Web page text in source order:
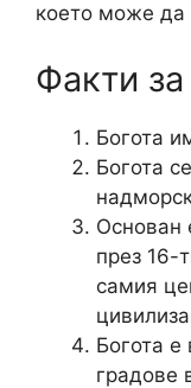
което може да
Факти за
Богота
Богота
Основан
през 16-
самия
Богота е
градове